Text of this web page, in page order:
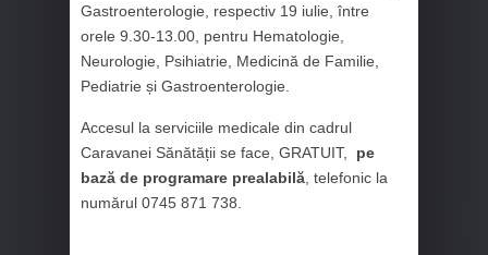
Gastroenterologie, respectiv 19 iulie, între
orele 9.30-13.00, pentru Hematologie,
Neurologie, Psihiatrie, Medicină de Familie,
Pediatrie și Gastroenterologie.
Accesul la serviciile medicale din cadrul
Caravanei Sănătății se face, GRATUIT, pe
bază de programare prealabilă , telefonic la
numărul 0745 871 738.